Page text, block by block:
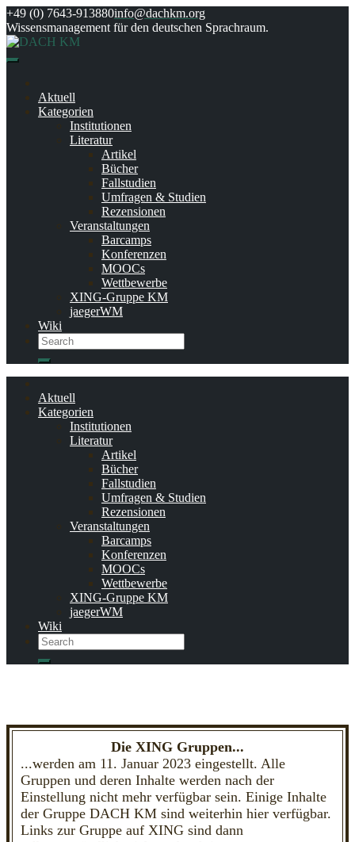
Skip
to
content
+49 (0) 7643-913880info@dachkm.org
Wissensmanagement für den deutschen Sprachraum.
Aktuell
Kategorien
Institutionen
Literatur
Artikel
Bücher
Fallstudien
Umfragen & Studien
Rezensionen
Veranstaltungen
Barcamps
Konferenzen
MOOCs
Wettbewerbe
XING-Gruppe KM
jaegerWM
Wiki
Search
Search
Aktuell
Kategorien
Institutionen
Literatur
Artikel
Bücher
Fallstudien
Umfragen & Studien
Rezensionen
Veranstaltungen
Barcamps
Konferenzen
MOOCs
Wettbewerbe
XING-Gruppe KM
jaegerWM
Wiki
Search
Search
Die XING Gruppen...
...werden am 11. Januar 2023 eingestellt. Alle
Gruppen und deren Inhalte werden nach der
Einstellung nicht mehr verfügbar sein. Einige Inhalte
der Gruppe DACH KM sind weiterhin hier verfügbar.
Links zur Gruppe auf XING sind dann